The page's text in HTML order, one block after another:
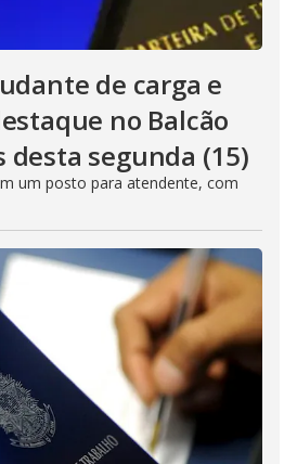
de carga e
no Balcão
desta segunda (15)
um posto para atendente, com